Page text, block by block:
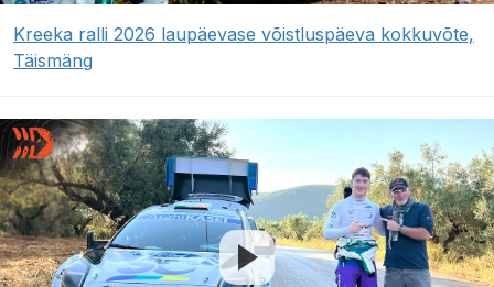
Kreeka ralli 2026 laupäevase võistluspäeva kokkuvõte,
Täismäng